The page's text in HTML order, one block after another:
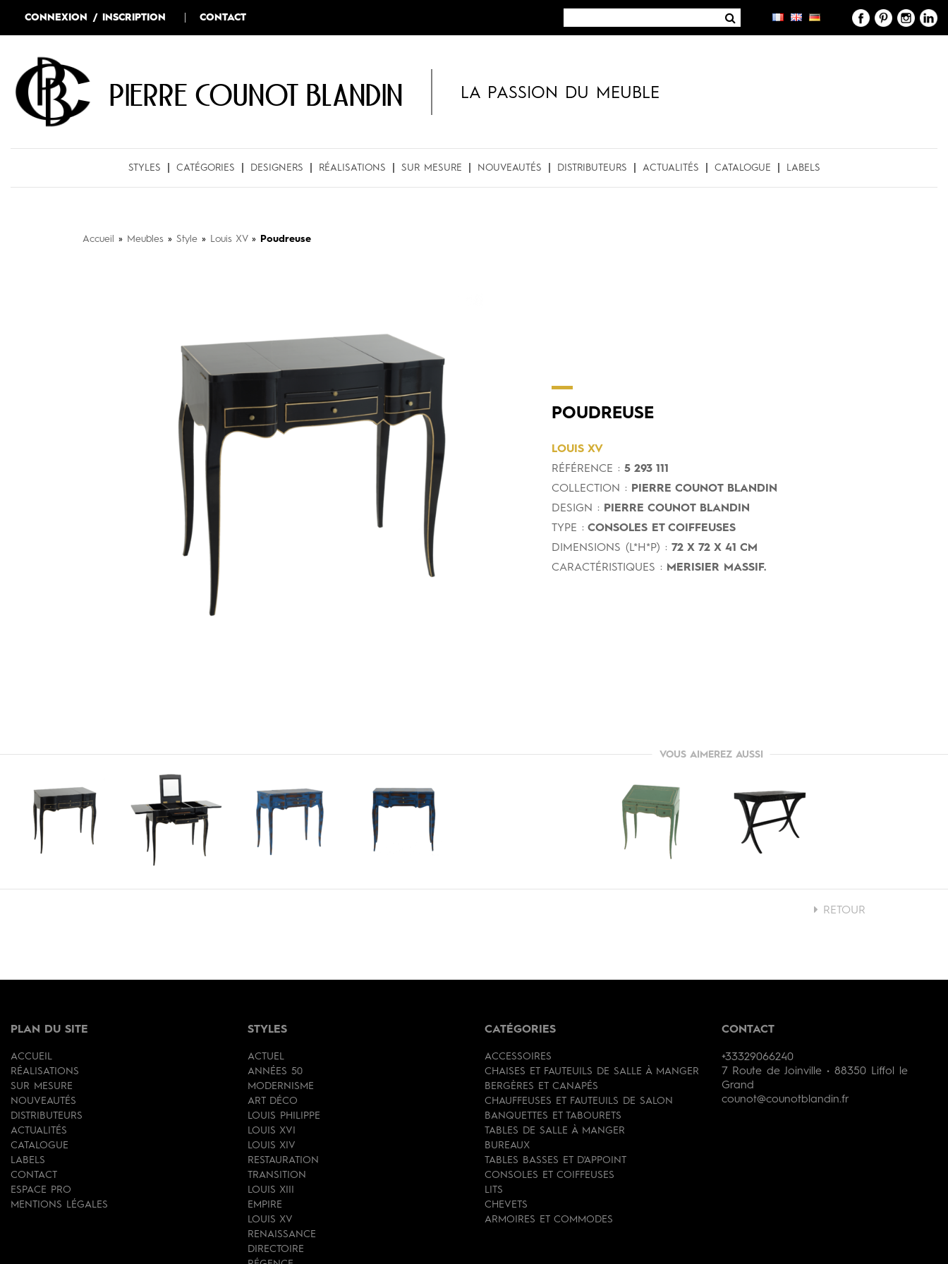
CONNEXION / INSCRIPTION CONTACT
Pierre COUNOT BLANDIN LA PASSION DU MEUBLE
STYLES CATÉGORIES DESIGNERS RÉALISATIONS SUR MESURE NOUVEAUTÉS DISTRIBUTEURS ACTUALITÉS CATALOGUE LABELS
Accueil » Meubles » Style » Louis XV» Poudreuse
POUDREUSE
LOUIS XV
RÉFÉRENCE : 5 293 111
COLLECTION : PIERRE COUNOT BLANDIN
DESIGN : PIERRE COUNOT BLANDIN
TYPE : CONSOLES ET COIFFEUSES
DIMENSIONS (L*H*P) : 72 X 72 X 41 CM
CARACTÉRISTIQUES : MERISIER MASSIF.
VOUS AIMEREZ AUSSI
RETOUR
PLAN DU SITE
ACCUEIL
RÉALISATIONS
SUR MESURE
NOUVEAUTÉS
DISTRIBUTEURS
ACTUALITÉS
CATALOGUE
LABELS
CONTACT
ESPACE PRO
MENTIONS LÉGALES
STYLES
ACTUEL
ANNÉES 50
MODERNISME
ART DÉCO
LOUIS PHILIPPE
LOUIS XVI
LOUIS XIV
RESTAURATION
TRANSITION
LOUIS XIII
EMPIRE
LOUIS XV
RENAISSANCE
DIRECTOIRE
CATÉGORIES
ACCESSOIRES
CHAISES ET FAUTEUILS DE SALLE À MANGER
BERGÈRES ET CANAPÉS
CHAUFFEUSES ET FAUTEUILS DE SALON
BANQUETTES ET TABOURETS
TABLES DE SALLE À MANGER
BUREAUX
TABLES BASSES ET D'APPOINT
CONSOLES ET COIFFEUSES
LITS
CHEVETS
ARMOIRES ET COMMODES
CONTACT
+33329066240
7 Route de Joinville • 88350 Liffol le
Grand
counot@counotblandin.fr